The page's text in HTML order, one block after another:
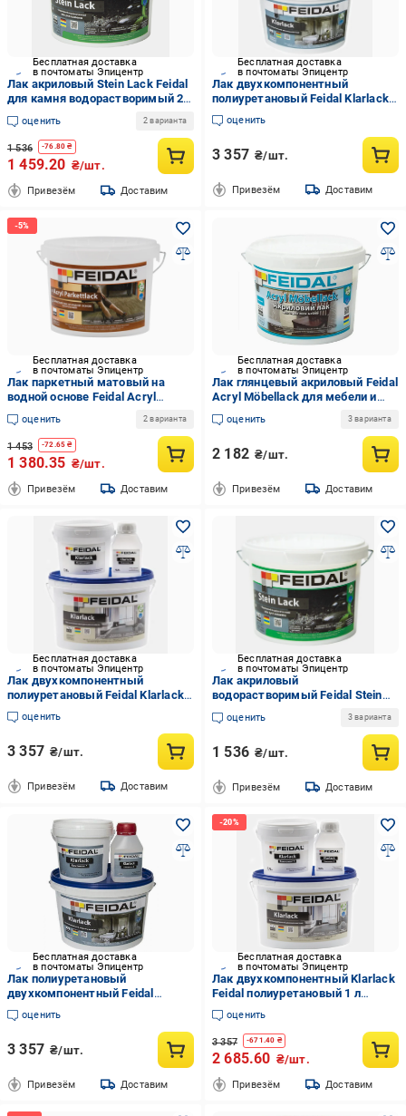
Бесплатная доставка
в почтоматы Эпицентр
Лак акриловый Stein Lack Feidal
для камня водорастворимый 2,5
л (27582052)
оценить 2 варианта
1 536 -76.80 ₴
1 459.20 ₴/шт.
Привезём Доставим
Бесплатная доставка
в почтоматы Эпицентр
Лак двухкомпонентный
полиуретановый Feidal Klarlack
глянцевый 1 л
оценить
3 357 ₴/шт.
Привезём Доставим
Бесплатная доставка
в почтоматы Эпицентр
Лак паркетный матовый на
водной основе Feidal Acryl
Parkettlack 1 л (2034870086)
оценить 2 варианта
1 453 -72.65 ₴
1 380.35 ₴/шт.
Привезём Доставим
Бесплатная доставка
в почтоматы Эпицентр
Лак глянцевый акриловый Feidal
Acryl Möbellack для мебели и
других поверхностей
износостойкое покрытие 2,5 л
оценить 3 варианта
2 182 ₴/шт.
Привезём Доставим
Бесплатная доставка
в почтоматы Эпицентр
Лак двухкомпонентный
полиуретановый Feidal Klarlack
матовый 1 л
оценить
3 357 ₴/шт.
Привезём Доставим
Бесплатная доставка
в почтоматы Эпицентр
Лак акриловый
водорастворимый Feidal Stein
Lack шелковисто-матовый
эффект мокрого камня 2,5 л
оценить 3 варианта
1 536 ₴/шт.
Привезём Доставим
Бесплатная доставка
в почтоматы Эпицентр
Лак полиуретановый
двухкомпонентный Feidal
Klarlack глянцевый на основе
полиуретана 1 л Прозрачный
оценить
3 357 ₴/шт.
Привезём Доставим
Бесплатная доставка
в почтоматы Эпицентр
Лак двухкомпонентный Klarlack
Feidal полиуретановый 1 л
Матовый (27581976)
оценить
3 357 -671.40 ₴
2 685.60 ₴/шт.
Привезём Доставим